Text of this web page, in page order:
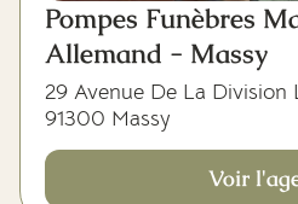
Pompes Funèbres
Allemand - Massy
29 Avenue De La Division
91300 Massy
Voir